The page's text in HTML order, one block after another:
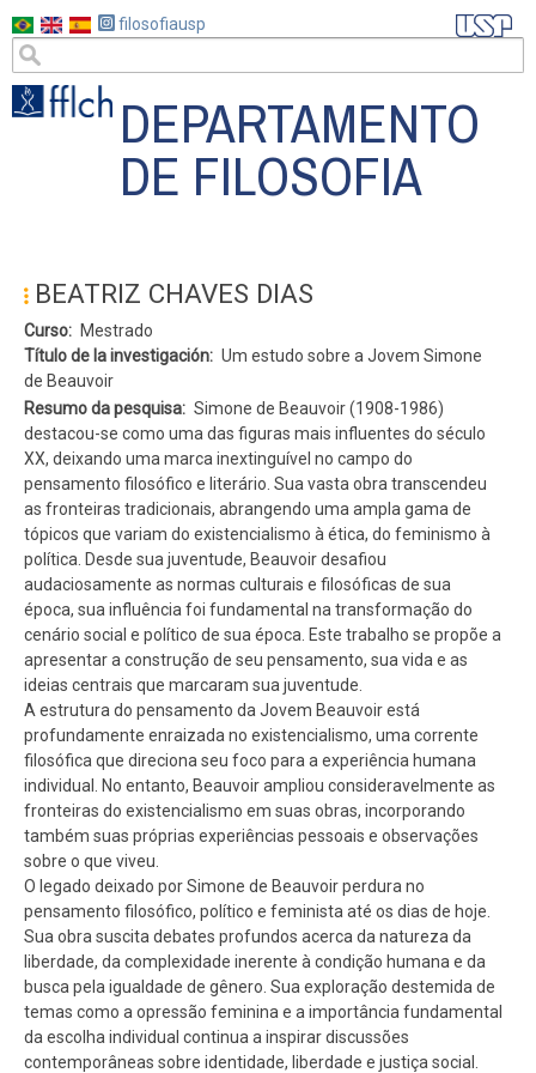
al
contenido
principal
filosofiausp
DEPARTAMENTO
DE FILOSOFIA
ES BEATRIZ CHAVES DIAS
Curso
Mestrado
Título de la investigación
Um estudo sobre a Jovem Simone
de Beauvoir
Resumo da pesquisa
Simone de Beauvoir (1908-1986)
destacou-se como uma das figuras mais influentes do século
XX, deixando uma marca inextinguível no campo do
pensamento filosófico e literário. Sua vasta obra transcendeu
as fronteiras tradicionais, abrangendo uma ampla gama de
tópicos que variam do existencialismo à ética, do feminismo à
política. Desde sua juventude, Beauvoir desafiou
audaciosamente as normas culturais e filosóficas de sua
época, sua influência foi fundamental na transformação do
cenário social e político de sua época. Este trabalho se propõe a
apresentar a construção de seu pensamento, sua vida e as
ideias centrais que marcaram sua juventude.
A estrutura do pensamento da Jovem Beauvoir está
profundamente enraizada no existencialismo, uma corrente
filosófica que direciona seu foco para a experiência humana
individual. No entanto, Beauvoir ampliou consideravelmente as
fronteiras do existencialismo em suas obras, incorporando
também suas próprias experiências pessoais e observações
sobre o que viveu.
O legado deixado por Simone de Beauvoir perdura no
pensamento filosófico, político e feminista até os dias de hoje.
Sua obra suscita debates profundos acerca da natureza da
liberdade, da complexidade inerente à condição humana e da
busca pela igualdade de gênero. Sua exploração destemida de
temas como a opressão feminina e a importância fundamental
da escolha individual continua a inspirar discussões
contemporâneas sobre identidade, liberdade e justiça social.